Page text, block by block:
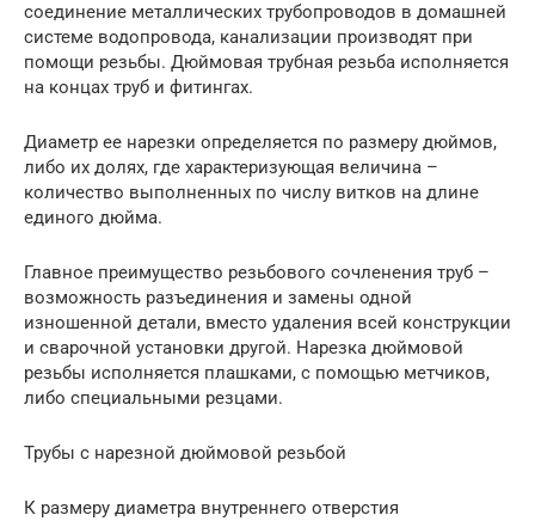
соединение металлических трубопроводов в домашней
системе водопровода, канализации производят при
помощи резьбы. Дюймовая трубная резьба исполняется
на концах труб и фитингах.
Диаметр ее нарезки определяется по размеру дюймов,
либо их долях, где характеризующая величина –
количество выполненных по числу витков на длине
единого дюйма.
Главное преимущество резьбового сочленения труб –
возможность разъединения и замены одной
изношенной детали, вместо удаления всей конструкции
и сварочной установки другой. Нарезка дюймовой
резьбы исполняется плашками, с помощью метчиков,
либо специальными резцами.
Трубы с нарезной дюймовой резьбой
К размеру диаметра внутреннего отверстия